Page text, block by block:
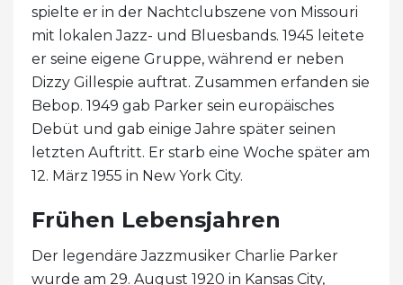
spielte er in der Nachtclubszene von Missouri
mit lokalen Jazz- und Bluesbands. 1945 leitete
er seine eigene Gruppe, während er neben
Dizzy Gillespie auftrat. Zusammen erfanden sie
Bebop. 1949 gab Parker sein europäisches
Debüt und gab einige Jahre später seinen
letzten Auftritt. Er starb eine Woche später am
12. März 1955 in New York City.
Frühen Lebensjahren
Der legendäre Jazzmusiker Charlie Parker
wurde am 29. August 1920 in Kansas City,